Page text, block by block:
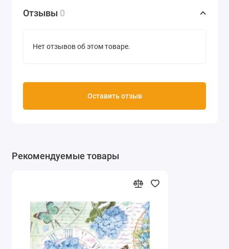
Отзывы 0
Нет отзывов об этом товаре.
Оставить отзыв
Рекомендуемые товары